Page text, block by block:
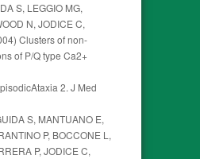
S, LEGGIO MG,
N, JODICE C,
Clusters of non-
of P/Q type Ca2+
2. J Med
S, MANTUANO E,
P, BOCCONE L,
P, JODICE C,